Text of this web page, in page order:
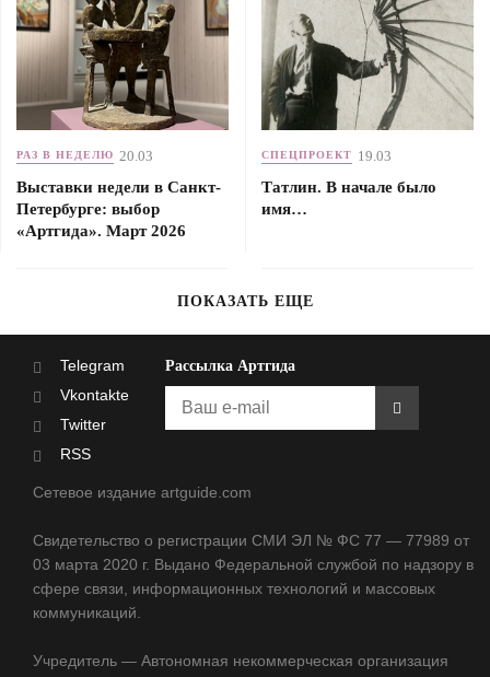
РАЗ В НЕДЕЛЮ 20.03
Выставки недели в Санкт-
Петербурге: выбор
«Артгида». Март 2026
СПЕЦПРОЕКТ 19.03
Татлин. В начале было
имя…
ПОКАЗАТЬ ЕЩЕ
Telegram
Vkontakte
Twitter
RSS
Рассылка Артгида
Сетевое издание artguide.com
Свидетельство о регистрации СМИ ЭЛ № ФС 77 — 77989 от
03 марта 2020 г. Выдано Федеральной службой по надзору в
сфере связи, информационных технологий и массовых
коммуникаций.
Учредитель — Автономная некоммерческая организация